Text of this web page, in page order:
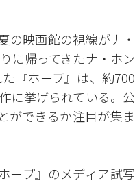
の映画館の視線がナ・
に帰ってきたナ・ホン
『ホープ』は、約700
に挙げられている。公
ができるか注目が集ま
ープ』のメディア試写